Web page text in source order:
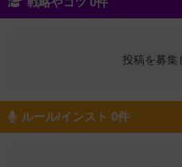
戦略やコツ 0件
投稿を募集
ルール/インスト 0件